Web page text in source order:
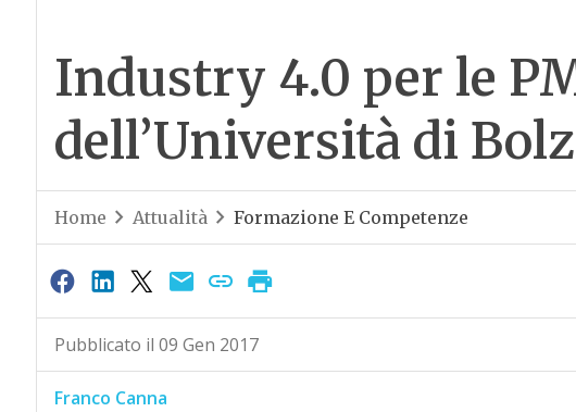
Industry 4.0 per le
dell’Università di
Home Attualità Formazione E Competenze
Pubblicato il 09 Gen 2017
Franco Canna